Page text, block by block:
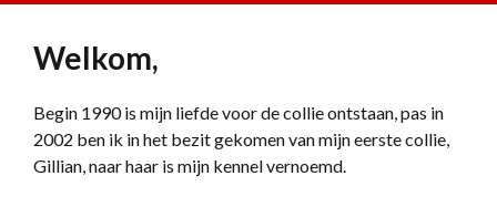
Welkom,
Begin 1990 is mijn liefde voor de collie ontstaan, pas in
2002 ben ik in het bezit gekomen van mijn eerste collie,
Gillian, naar haar is mijn kennel vernoemd.